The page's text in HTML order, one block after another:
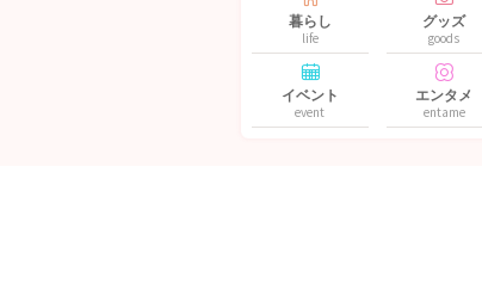
暮らし
life
グッズ
goods
イベント
event
エンタメ
entame